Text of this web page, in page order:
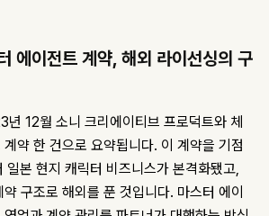
에이전트 계약, 해외 라이선싱의 구
12월 소니 크리에이티브 프로덕트와 체
약 한 건으로 요약됩니다. 이 계약을 기점
본 현지 캐릭터 비즈니스가 본격화됐고,
구조로 해외를 푼 것입니다. 마스터 에이